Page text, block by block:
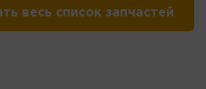
весь список запчастей